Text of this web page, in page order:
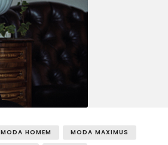
MODA HOMEM
MODA MAXIMUS